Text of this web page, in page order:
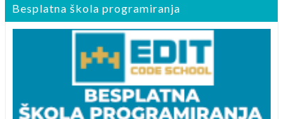
Besplatna škola programiranja